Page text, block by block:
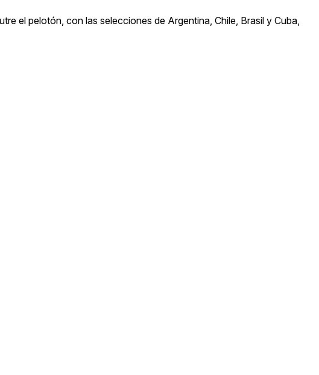
el pelotón, con las selecciones de Argentina, Chile, Brasil y Cuba,